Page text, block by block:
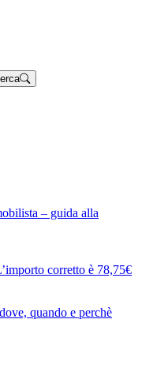
– guida alla
corretto è 78,75€
quando e perchè